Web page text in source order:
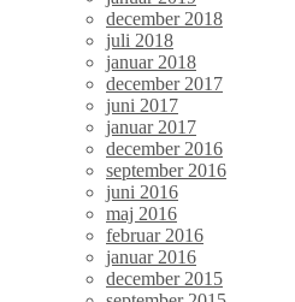
december 2018
juli 2018
januar 2018
december 2017
juni 2017
januar 2017
december 2016
september 2016
juni 2016
maj 2016
februar 2016
januar 2016
december 2015